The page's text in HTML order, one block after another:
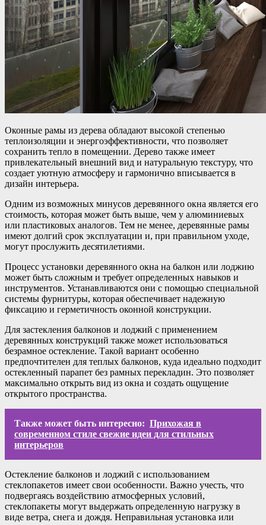
Оконные рамы из дерева обладают высокой степенью
теплоизоляции и энергоэффективности, что позволяет
сохранить тепло в помещении. Дерево также имеет
привлекательный внешний вид и натуральную текстуру, что
создает уютную атмосферу и гармонично вписывается в
дизайн интерьера.
Одним из возможных минусов деревянного окна является его
стоимость, которая может быть выше, чем у алюминиевых
или пластиковых аналогов. Тем не менее, деревянные рамы
имеют долгий срок эксплуатации и, при правильном уходе,
могут прослужить десятилетиями.
Процесс установки деревянного окна на балкон или лоджию
может быть сложным и требует определенных навыков и
инструментов. Устанавливаются они с помощью специальной
системы фурнитуры, которая обеспечивает надежную
фиксацию и герметичность оконной конструкции.
Для застекления балконов и лоджий с применением
деревянных конструкций также может использоваться
безрамное остекление. Такой вариант особенно
предпочтителен для теплых балконов, куда идеально подходит
остекленный парапет без рамных перекладин. Это позволяет
максимально открыть вид из окна и создать ощущение
открытого пространства.
Также может быть интересно: Прихожая в
современном стиле свежие идеи для стильных
интерьеров
Остекление балконов и лоджий с использованием
стеклопакетов имеет свои особенности. Важно учесть, что
подвергаясь воздействию атмосферных условий,
стеклопакеты могут выдержать определенную нагрузку в
виде ветра, снега и дождя. Неправильная установка или